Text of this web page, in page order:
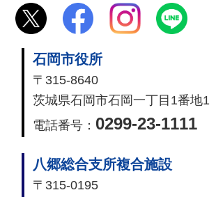
石岡市役所
〒315-8640
茨城県石岡市石岡一丁目1番地1
電話番号： 0299-23-1111
八郷総合支所複合施設
〒315-0195